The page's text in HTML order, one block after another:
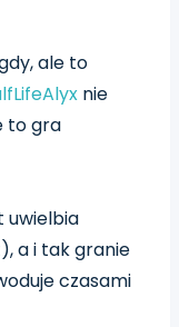
ale to
nie
to gra
uwielbia
a i tak granie
czasami